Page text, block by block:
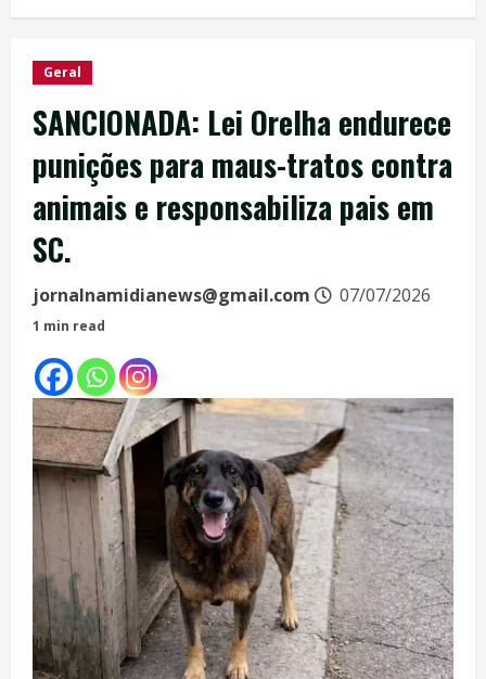
Geral
SANCIONADA: Lei Orelha endurece
punições para maus-tratos contra
animais e responsabiliza pais em
SC.
jornalnamidianews@gmail.com 07/07/2026
1 min read